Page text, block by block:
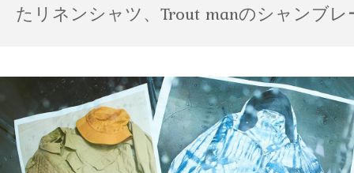
たリネンシャツ、Trout manのシャンブ